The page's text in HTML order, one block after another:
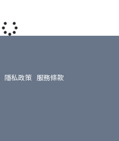
隱私政策 服務條款